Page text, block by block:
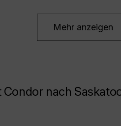
Mehr anzeigen
nach